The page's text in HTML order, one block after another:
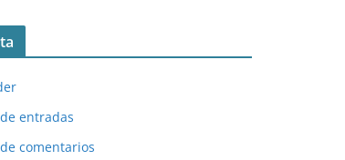
entradas
comentarios